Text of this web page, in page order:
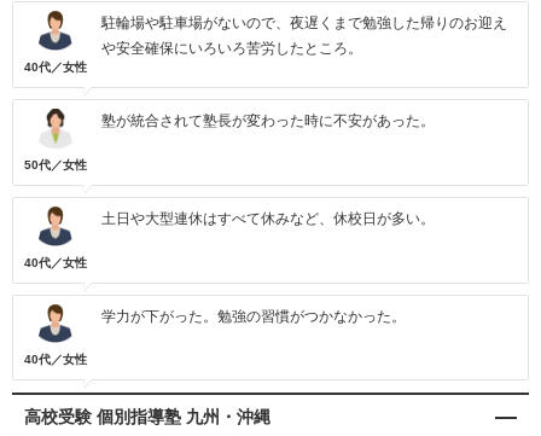
40代／女性
駐輪場や駐車場がないので、夜遅くまで勉強した帰りのお迎え
や安全確保にいろいろ苦労したところ。
50代／女性
塾が統合されて塾長が変わった時に不安があった。
40代／女性
土日や大型連休はすべて休みなど、休校日が多い。
40代／女性
学力が下がった。勉強の習慣がつかなかった。
高校受験 個別指導塾 九州・沖縄